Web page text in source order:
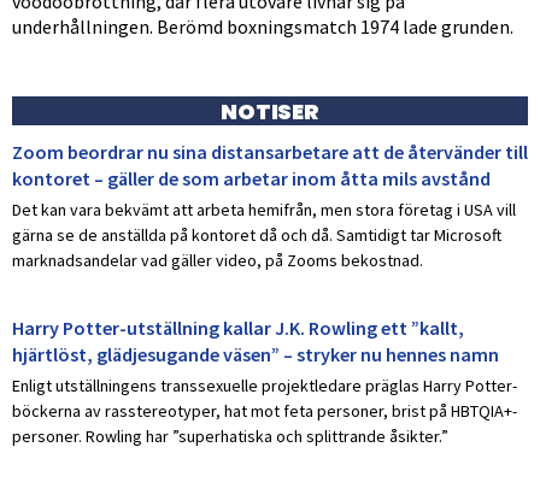
underhållningen. Berömd boxningsmatch 1974 lade grunden.
NOTISER
Zoom beordrar nu sina distansarbetare att de återvänder till
kontoret – gäller de som arbetar inom åtta mils avstånd
Det kan vara bekvämt att arbeta hemifrån, men stora företag i USA vill
gärna se de anställda på kontoret då och då. Samtidigt tar Microsoft
marknadsandelar vad gäller video, på Zooms bekostnad.
Harry Potter-utställning kallar J.K. Rowling ett ”kallt,
hjärtlöst, glädjesugande väsen” – stryker nu hennes namn
Enligt utställningens transsexuelle projektledare präglas Harry Potter-
böckerna av rasstereotyper, hat mot feta personer, brist på HBTQIA+-
personer. Rowling har ”superhatiska och splittrande åsikter.”